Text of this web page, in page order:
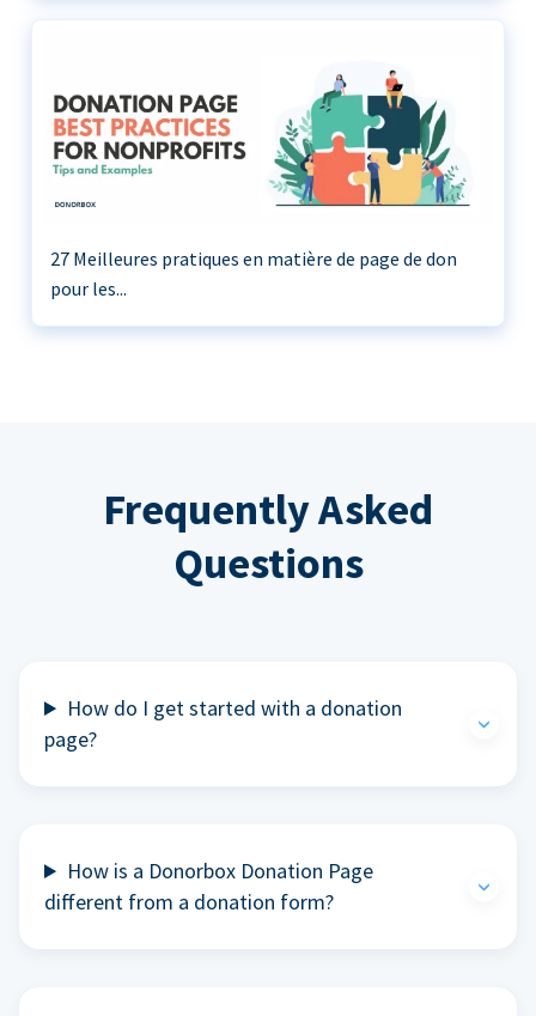
27 Meilleures pratiques en matière de page de don
pour les...
Frequently Asked
Questions
How do I get started with a donation
page?
How is a Donorbox Donation Page
different from a donation form?